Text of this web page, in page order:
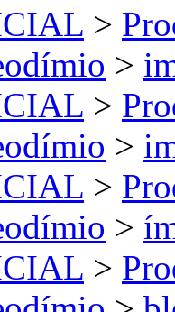
>
>
>
>
>
>
>